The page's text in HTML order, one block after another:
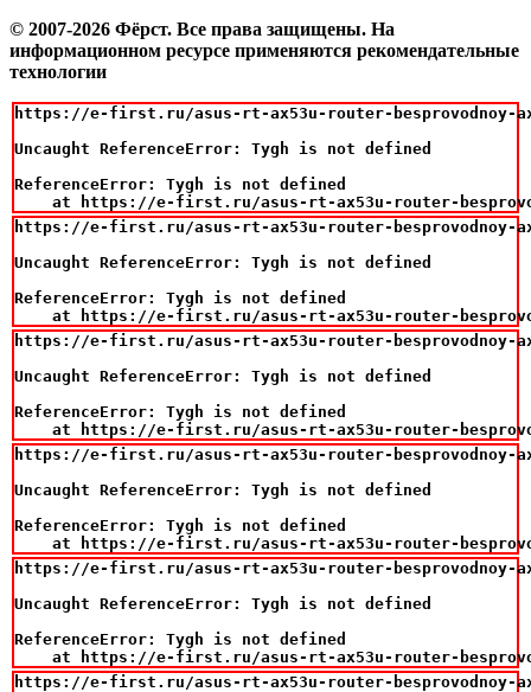
© 2007-2026 Фёрст. Все права защищены. На
информационном ресурсе применяются рекомендательные
технологии
https://e-first.ru/asus-rt-ax53u-router-besprovodnoy-
Uncaught ReferenceError: Tygh is not defined
ReferenceError: Tygh is not defined
at https://e-first.ru/asus-rt-ax53u-router-
https://e-first.ru/asus-rt-ax53u-router-besprovodnoy-
Uncaught ReferenceError: Tygh is not defined
ReferenceError: Tygh is not defined
at https://e-first.ru/asus-rt-ax53u-router-
https://e-first.ru/asus-rt-ax53u-router-besprovodnoy-
Uncaught ReferenceError: Tygh is not defined
ReferenceError: Tygh is not defined
at https://e-first.ru/asus-rt-ax53u-router-
https://e-first.ru/asus-rt-ax53u-router-besprovodnoy-
Uncaught ReferenceError: Tygh is not defined
ReferenceError: Tygh is not defined
at https://e-first.ru/asus-rt-ax53u-router-
https://e-first.ru/asus-rt-ax53u-router-besprovodnoy-
Uncaught ReferenceError: Tygh is not defined
ReferenceError: Tygh is not defined
at https://e-first.ru/asus-rt-ax53u-router-
https://e-first.ru/asus-rt-ax53u-router-besprovodnoy-